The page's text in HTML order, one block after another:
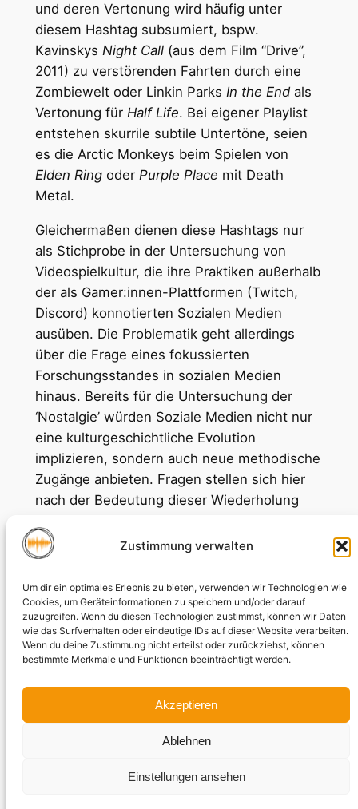
Zustimmung verwalten
Um dir ein optimales Erlebnis zu bieten, verwenden wir Technologien wie
Cookies, um Geräteinformationen zu speichern und/oder darauf
zuzugreifen. Wenn du diesen Technologien zustimmst, können wir Daten
wie das Surfverhalten oder eindeutige IDs auf dieser Website verarbeiten.
Wenn du deine Zustimmung nicht erteilst oder zurückziehst, können
bestimmte Merkmale und Funktionen beeinträchtigt werden.
Akzeptieren
Ablehnen
Einstellungen ansehen
und deren Vertonung wird häufig unter
diesem Hashtag subsumiert, bspw.
Kavinskys Night Call(aus dem Film “Drive”,
2011) zu verstörenden Fahrten durch eine
Zombiewelt oder Linkin Parks In the Endals
Vertonung für Half Life. Bei eigener Playlist
entstehen skurrile subtile Untertöne, seien
es die Arctic Monkeys beim Spielen von
Elden Ringoder Purple Place mit Death
Metal.
Gleichermaßen dienen diese Hashtags nur
als Stichprobe in der Untersuchung von
Videospielkultur, die ihre Praktiken außerhalb
der als Gamer:innen-Plattformen (Twitch,
Discord) konnotierten Sozialen Medien
ausüben. Die Problematik geht allerdings
über die Frage eines fokussierten
Forschungsstandes in sozialen Medien
hinaus. Bereits für die Untersuchung der
‘Nostalgie’ würden Soziale Medien nicht nur
eine kulturgeschichtliche Evolution
implizieren, sondern auch neue methodische
Zugänge anbieten. Fragen stellen sich hier
nach der Bedeutung dieser Wiederholung
Ereignissen (vgl. hierzu insb. Aksoy et al.
2022). Insbesondere die konsumierende
Praxis ist hier relevant in Kombination mit der
medienspezifischen Einbettung.
#Myheadphones bietet hier den Gegenfall
einer Vermeidung solcher ‘nostalgischen’
Ereignisse, die in der Ambivalenz erst gar
nicht entstehen und eher ironisiert werden.
Dahingegen ist die mediale Praxis des
Mashups oder Covers weitgehender
praktiziert wurde (Navas 2012, Miller 2012).